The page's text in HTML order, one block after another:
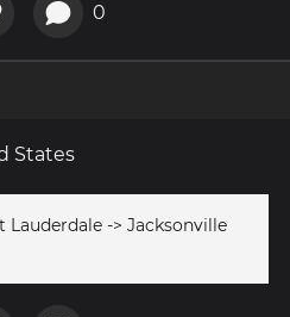
0
States
-> Jacksonville